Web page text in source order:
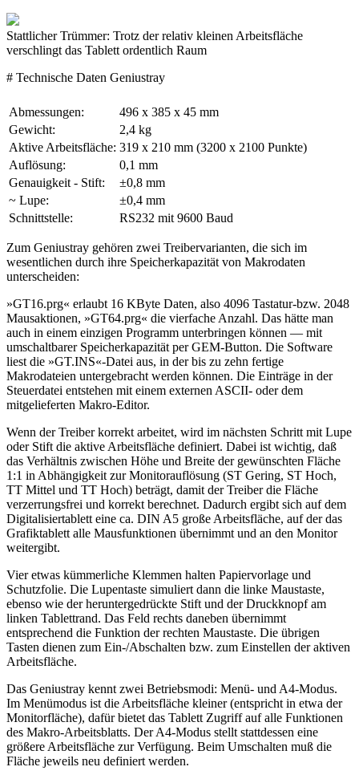
Stattlicher Trümmer: Trotz der relativ kleinen Arbeitsfläche
verschlingt das Tablett ordentlich Raum
# Technische Daten Geniustray
Abmessungen:
496 x 385 x 45 mm
Gewicht:
2,4 kg
Aktive Arbeitsfläche: 319 x 210 mm (3200 x 2100 Punkte)
Auflösung:
0,1 mm
Genauigkeit - Stift:
±0,8 mm
~ Lupe:
±0,4 mm
Schnittstelle:
RS232 mit 9600 Baud
Zum Geniustray gehören zwei Treibervarianten, die sich im
wesentlichen durch ihre Speicherkapazität von Makrodaten
unterscheiden:
»GT16.prg« erlaubt 16 KByte Daten, also 4096 Tastatur-bzw. 2048
Mausaktionen, »GT64.prg« die vierfache Anzahl. Das hätte man
auch in einem einzigen Programm unterbringen können — mit
umschaltbarer Speicherkapazität per GEM-Button. Die Software
liest die »GT.INS«-Datei aus, in der bis zu zehn fertige
Makrodateien untergebracht werden können. Die Einträge in der
Steuerdatei entstehen mit einem externen ASCII- oder dem
mitgelieferten Makro-Editor.
Wenn der Treiber korrekt arbeitet, wird im nächsten Schritt mit Lupe
oder Stift die aktive Arbeitsfläche definiert. Dabei ist wichtig, daß
das Verhältnis zwischen Höhe und Breite der gewünschten Fläche
1:1 in Abhängigkeit zur Monitorauflösung (ST Gering, ST Hoch,
TT Mittel und TT Hoch) beträgt, damit der Treiber die Fläche
verzerrungsfrei und korrekt berechnet. Dadurch ergibt sich auf dem
Digitalisiertablett eine ca. DIN A5 große Arbeitsfläche, auf der das
Grafiktablett alle Mausfunktionen übernimmt und an den Monitor
weitergibt.
Vier etwas kümmerliche Klemmen halten Papiervorlage und
Schutzfolie. Die Lupentaste simuliert dann die linke Maustaste,
ebenso wie der heruntergedrückte Stift und der Druckknopf am
linken Tablettrand. Das Feld rechts daneben übernimmt
entsprechend die Funktion der rechten Maustaste. Die übrigen
Tasten dienen zum Ein-/Abschalten bzw. zum Einstellen der aktiven
Arbeitsfläche.
Das Geniustray kennt zwei Betriebsmodi: Menü- und A4-Modus.
Im Menümodus ist die Arbeitsfläche kleiner (entspricht in etwa der
Monitorfläche), dafür bietet das Tablett Zugriff auf alle Funktionen
des Makro-Arbeitsblatts. Der A4-Modus stellt stattdessen eine
größere Arbeitsfläche zur Verfügung. Beim Umschalten muß die
Fläche jeweils neu definiert werden.